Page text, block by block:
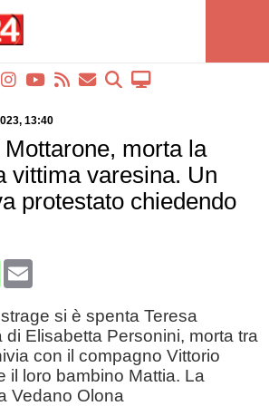
, 13:40
morta la
vittima varesina. Un
protestato chiedendo
WhatsApp
Email
si è spenta Teresa
di Elisabetta Personini, morta tra
con il compagno Vittorio
il loro bambino Mattia. La
Vedano Olona